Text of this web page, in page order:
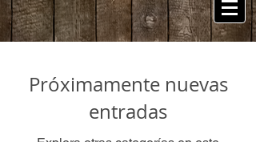
Próximamente nuevas
entradas